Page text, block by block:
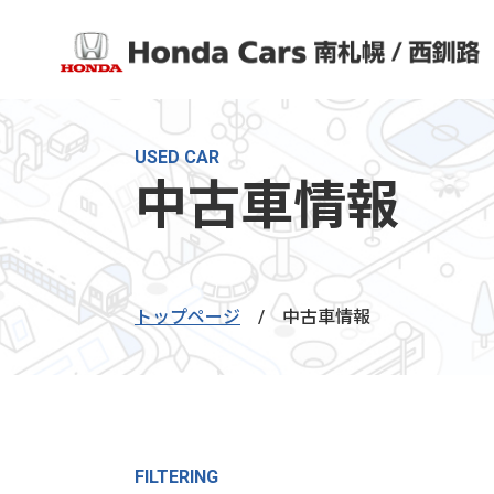
USED CAR
中古車情報
トップページ / 中古車情報
FILTERING